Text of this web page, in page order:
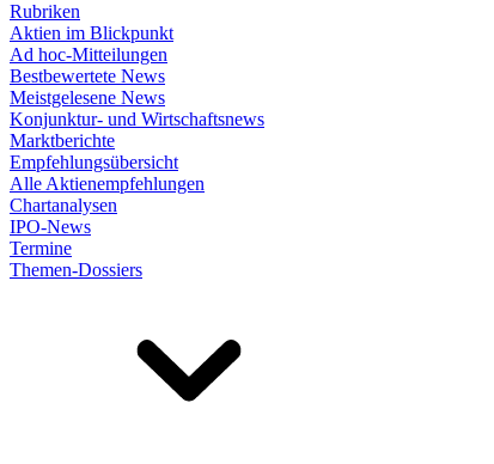
Rubriken
Aktien im Blickpunkt
Ad hoc-Mitteilungen
Bestbewertete News
Meistgelesene News
Konjunktur- und Wirtschaftsnews
Marktberichte
Empfehlungsübersicht
Alle Aktienempfehlungen
Chartanalysen
IPO-News
Termine
Themen-Dossiers